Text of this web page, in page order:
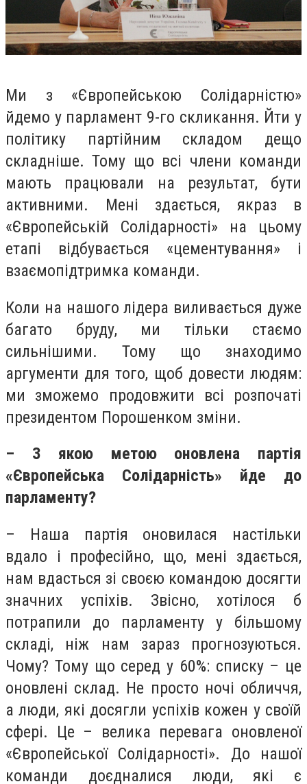
Ми з «Європейською Солідарністю»
йдемо у парламент 9-го скликання. Йти у
політику партійним складом дещо
складніше. Тому що всі члени команди
мають працювали на результат, бути
активними. Мені здається, якраз в
«Європейській Солідарності» на цьому
етапі відбувається «цементування» і
взаємопідтримка команди.
Коли на нашого лідера виливається дуже
багато бруду, ми тільки стаємо
сильнішими. Тому що знаходимо
аргументи для того, щоб довести людям:
ми зможемо продовжити всі розпочаті
президентом Порошенком зміни.
– З якою метою оновлена партія
«Європейська Солідарність» йде до
парламенту?
– Наша партія оновилася настільки
вдало і професійно, що, мені здається,
нам вдасться зі своєю командою досягти
значних успіхів. Звісно, хотілося б
потрапили до парламенту у більшому
складі, ніж нам зараз прогнозуються.
Чому? Тому що серед у 60%: списку – це
оновлені склад. Не просто ночі обличчя,
а люди, які досягли успіхів кожен у своїй
сфері. Це – велика перевага оновленої
«Європейської Солідарності». До нашої
команди доєдналися люди, які є